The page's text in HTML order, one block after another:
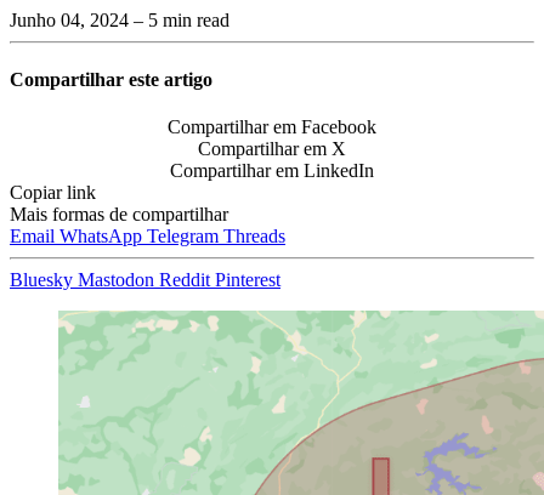
Junho 04, 2024 – 5 min read
Compartilhar este artigo
Compartilhar em Facebook
Compartilhar em X
Compartilhar em LinkedIn
Copiar link
Mais formas de compartilhar
Email WhatsApp Telegram Threads
Bluesky Mastodon Reddit Pinterest